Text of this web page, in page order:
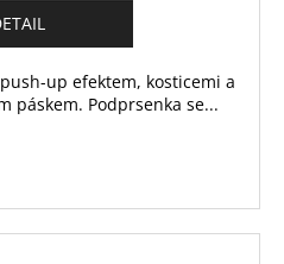
up efektem, kosticemi a
páskem. Podprsenka se...